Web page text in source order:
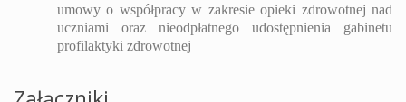
umowy o współpracy w zakresie opieki zdrowotnej nad
uczniami oraz nieodpłatnego udostępnienia gabinetu
profilaktyki zdrowotnej